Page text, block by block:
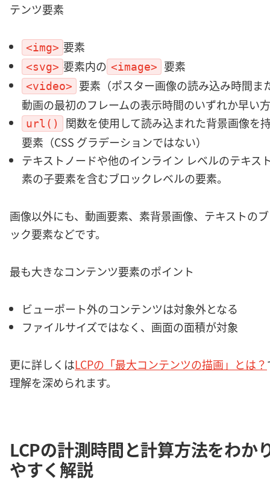
テンツ要素
<img> 要素
<svg> 要素内の <image> 要素
<video> 要素（ポスター画像の読み込み時間ま
動画の最初のフレームの表示時間のいずれか早い
url()
関数を使用して読み込まれた背景画像を
要素（CSS グラデーションではない）
テキストノードや他のインライン レベルのテキス
素の子要素を含むブロックレベルの要素。
画像以外にも、動画要素、素背景画像、テキストの
ック要素などです。
最も大きなコンテンツ要素のポイント
ビューポート外のコンテンツは対象外となる
ファイルサイズではなく、画面の面積が対象
更に詳しくはLCPの「最大コンテンツの描画」とは？
理解を深められます。
LCPの計測時間と計算方法をわか
やすく解説